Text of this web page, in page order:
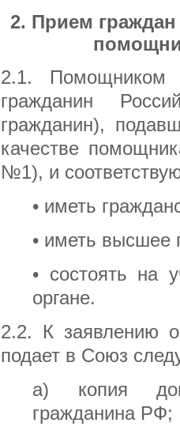
2. Прием
2.1. Помощником
гражданин
гражданин),
качестве
№1), и
• иметь
• иметь высшее
• состоять на
органе.
2.2. К заявлению
подает в Союз
а) копия
гражданина РФ;